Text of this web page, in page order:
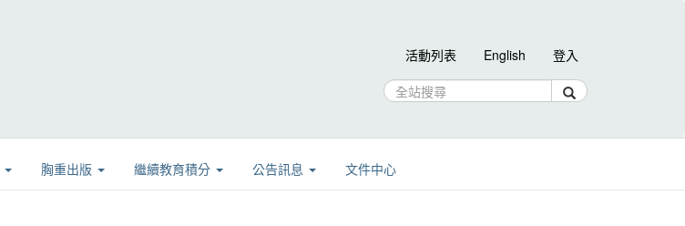
活動列表 English 登入
胸重出版 繼續教育積分 公告訊息 文件中心